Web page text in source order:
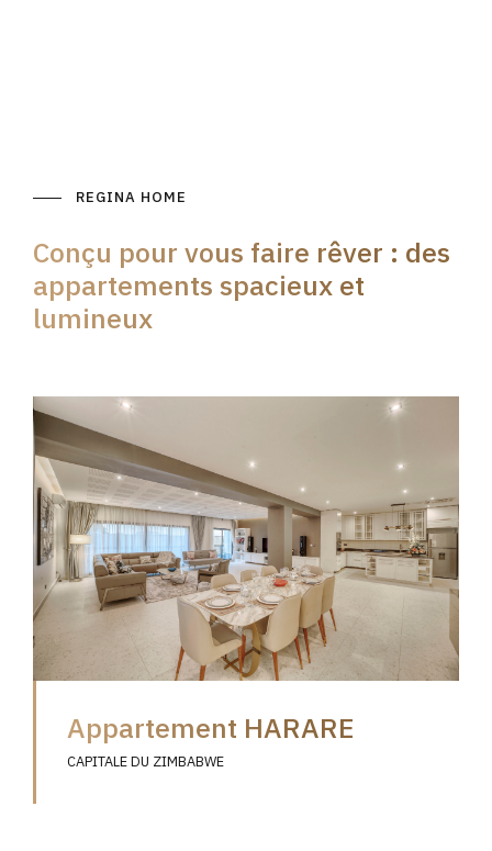
REGINA HOME
Conçu pour vous faire rêver : des
appartements spacieux et
lumineux
Appartement HARARE
CAPITALE DU ZIMBABWE